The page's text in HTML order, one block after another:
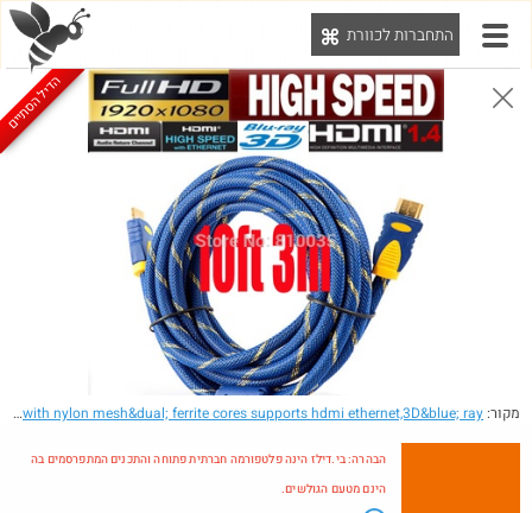
התחברות לכוורת
הבהרה: בי.דילז הינה פלטפורמה חברתית פתוחה והתכנים המתפרסמים בה הינם מטעם הגולשים.
הדילים המעודכנים הדילים החמים מוח כוורת
עדכונים מהרשת חדש בכוורת
הדיל הסתיים
מקור: - High speed v1.4 hdmi cable 3m 10ft with nylon mesh&dual; ferrite cores supports hdmi ethernet,3D&blue; ray
הבהרה: בי.דילז הינה פלטפורמה חברתית פתוחה והתכנים המתפרסמים בה
הינם מטעם הגולשים.